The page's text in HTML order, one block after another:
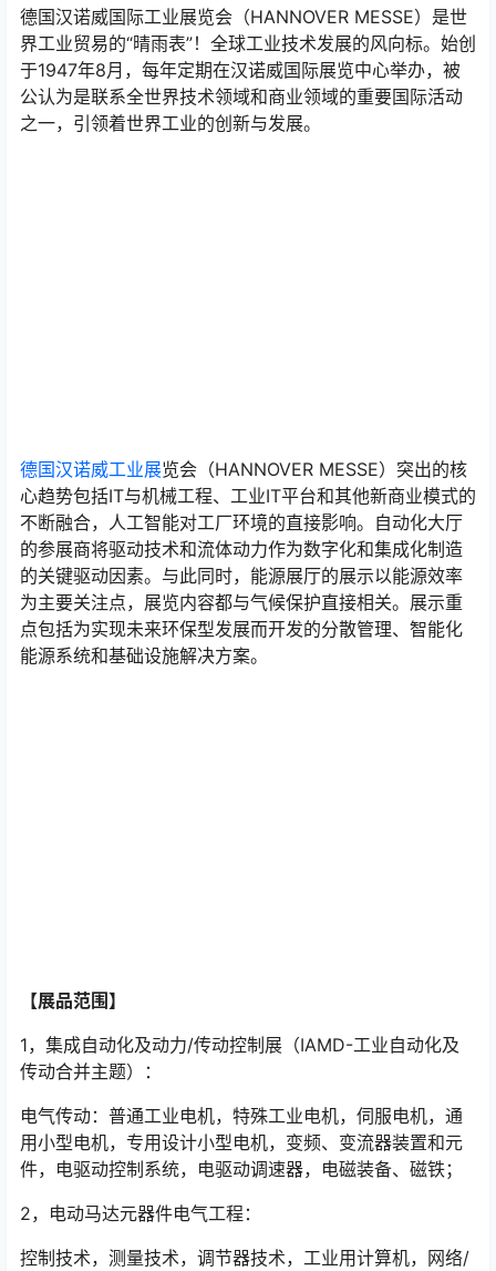
德国汉诺威国际工业展览会（HANNOVER MESSE）是世
界工业贸易的“晴雨表”！全球工业技术发展的风向标。始创
于1947年8月，每年定期在汉诺威国际展览中心举办，被
公认为是联系全世界技术领域和商业领域的重要国际活动
之一，引领着世界工业的创新与发展。
德国汉诺威工业展览会（HANNOVER MESSE）突出的核
心趋势包括IT与机械工程、工业IT平台和其他新商业模式的
不断融合，人工智能对工厂环境的直接影响。自动化大厅
的参展商将驱动技术和流体动力作为数字化和集成化制造
的关键驱动因素。与此同时，能源展厅的展示以能源效率
为主要关注点，展览内容都与气候保护直接相关。展示重
点包括为实现未来环保型发展而开发的分散管理、智能化
能源系统和基础设施解决方案。
【展品范围】
1，集成自动化及动力/传动控制展（IAMD-工业自动化及
传动合并主题）：
电气传动：普通工业电机，特殊工业电机，伺服电机，通
用小型电机，专用设计小型电机，变频、变流器装置和元
件，电驱动控制系统，电驱动调速器，电磁装备、磁铁；
2，电动马达元器件电气工程：
控制技术，测量技术，调节器技术，工业用计算机，网络/